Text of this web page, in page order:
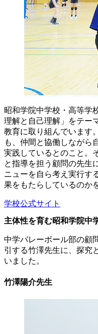
昭和学院中学校・高等学
理解と自己理解」をテー
教育に取り組んでいます
も、仲間と協働しながら
実践しているとのこと。
と指導を担う顧問の先生
ニューを自ら考え実行す
果をもたらしているのか
学校公式サイト
主体性を育む昭和学院中
中学バレーボール部の顧
引する竹澤先生に、探究
いました。
竹澤陽介先生